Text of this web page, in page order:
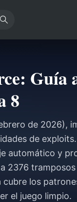
Guía
8
de 2026),
de
automático y
2376
cubre los
el juego limpio.